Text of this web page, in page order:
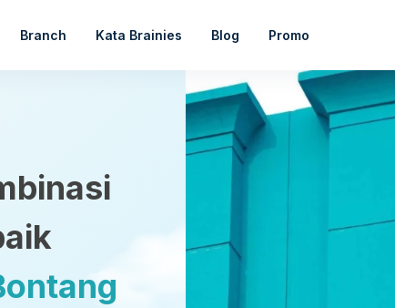
Branch Kata Brainies Blog Promo